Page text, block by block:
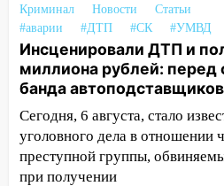
13:01
В
выбросил из машины
гранату: его задержали
12:34 На Ульяновскую
надвигается
и шквал до 27 м/с
12:31
Ульяновец хотел
из Европы и потерял
Криминал Новости
Статьи
#аварии
#ДТП #СК #УМВД
Инсценировали ДТП и
миллиона рублей: перед
банда автоподставщиков
Сегодня, 6 августа, стало
уголовного дела в отношении
преступной группы,
при получении